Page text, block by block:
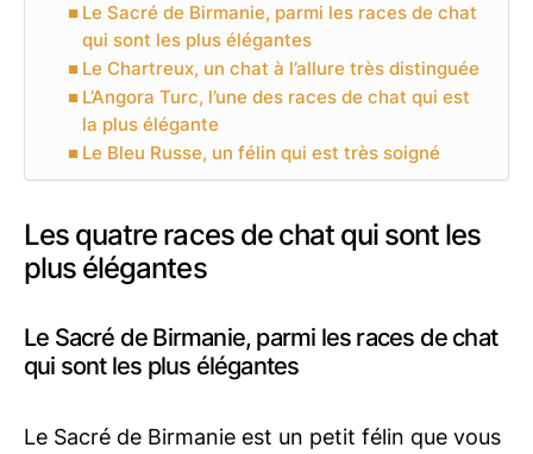
Le Sacré de Birmanie, parmi les races de chat
qui sont les plus élégantes
Le Chartreux, un chat à l’allure très distinguée
L’Angora Turc, l’une des races de chat qui est
la plus élégante
Le Bleu Russe, un félin qui est très soigné
Les quatre races de chat qui sont les
plus élégantes
Le Sacré de Birmanie, parmi les races de chat
qui sont les plus élégantes
Le Sacré de Birmanie est un petit félin que vous